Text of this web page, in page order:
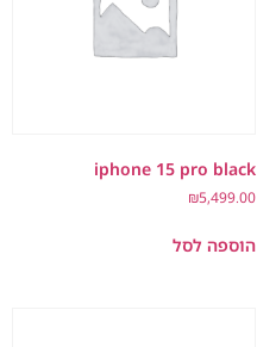
iphone 15 pro black
₪5,499.00
הוספה לסל